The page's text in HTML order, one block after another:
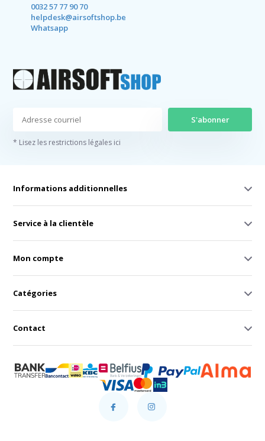
0032 57 77 90 70
helpdesk@airsoftshop.be
Whatsapp
S'abonner
* Lisez les restrictions légales ici
Informations additionnelles
Service à la clientèle
Mon compte
Catégories
Contact